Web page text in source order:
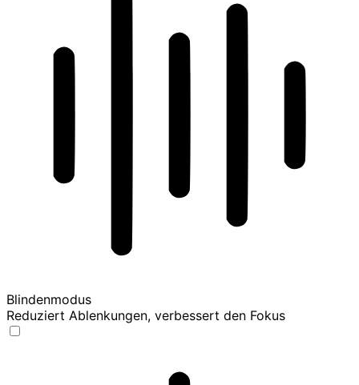
Blindenmodus
Reduziert Ablenkungen, verbessert den Fokus